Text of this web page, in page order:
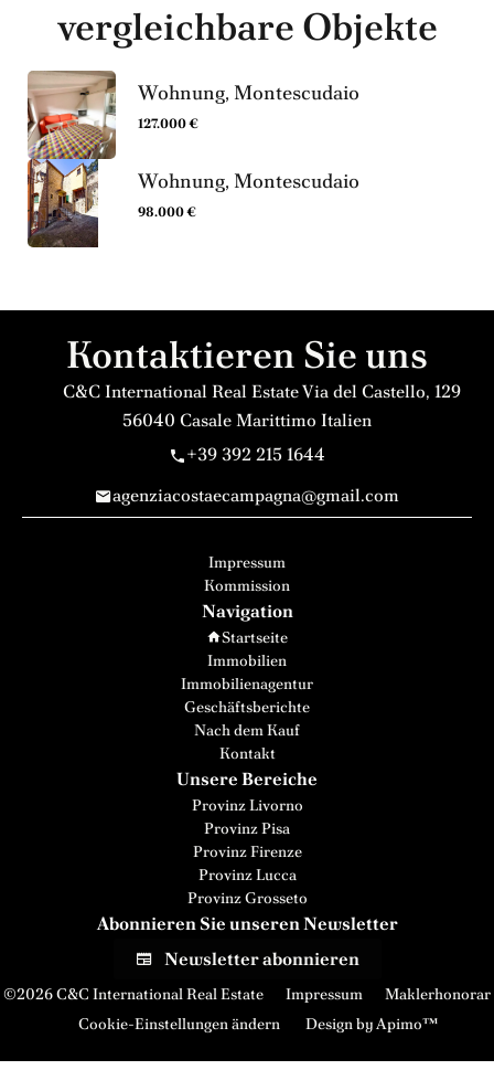
vergleichbare Objekte
Wohnung, Montescudaio
127.000 €
Wohnung, Montescudaio
98.000 €
Kontaktieren Sie uns
C&C International Real EstateVia del Castello, 129
56040 Casale Marittimo Italien
+39 392 215 1644
agenziacostaecampagna@gmail.com
Impressum
Kommission
Navigation
Startseite
Immobilien
Immobilienagentur
Geschäftsberichte
Nach dem Kauf
Kontakt
Unsere Bereiche
Provinz Livorno
Provinz Pisa
Provinz Firenze
Provinz Lucca
Provinz Grosseto
Abonnieren Sie unseren Newsletter
Newsletter abonnieren
©2026 C&C International Real Estate Impressum
Maklerhonorar
Cookie-Einstellungen ändern
Design byApimo™